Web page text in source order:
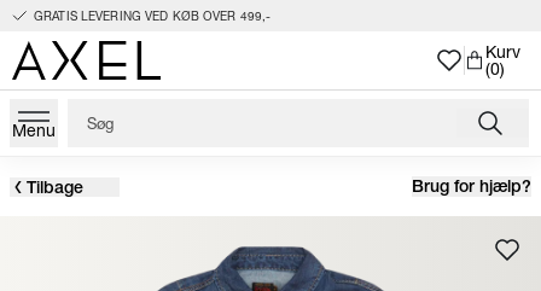
GRATIS LEVERING VED KØB OVER 499,-
Kurv
(0)
Menu
Tilbage Brug for hjælp?